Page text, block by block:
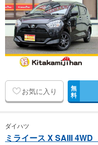
お気に入り 無
料
ダイハツ
ミライース X SAIII 4WD